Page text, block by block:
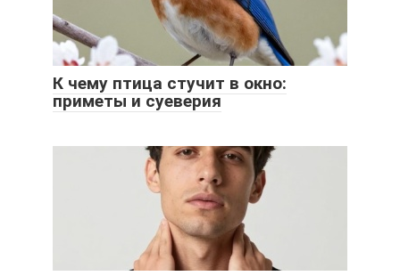
К чему птица стучит в окно:
приметы и суеверия